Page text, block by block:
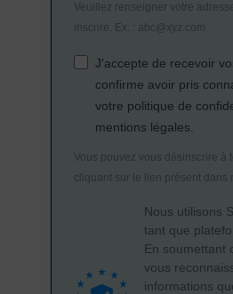
Veuillez renseigner votre
inscrire. Ex. : abc@xyz.com
J'accepte de recevoir
confirme avoir pris
votre politique de
mentions légales.
Vous pouvez vous désinscrire à
cliquant sur le lien présent dans
Nous utilisons
tant que
En soumettant
vous
informations